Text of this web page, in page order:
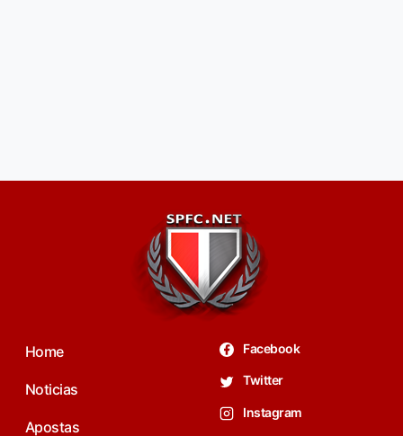
Home
Noticias
Apostas
Facebook
Twitter
Instagram